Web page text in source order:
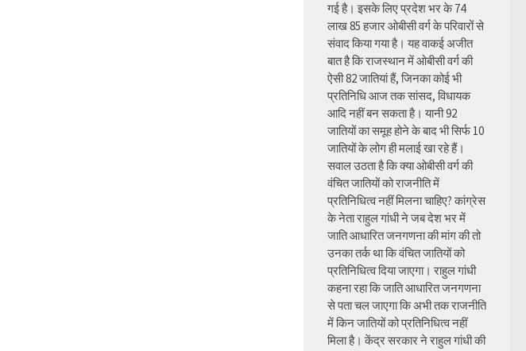
गई है। इसके लिए प्रदेश भर के 74
लाख 85 हजार ओबीसी वर्ग के परिवारों से
संवाद किया गया है। यह वाकई अजीत
बात है कि राजस्थान में ओबीसी वर्ग की
ऐसी 82 जातियां हैं, जिनका कोई भी
प्रतिनिधि आज तक सांसद, विधायक
आदि नहीं बन सकता है। यानी 92
जातियों का समूह होने के बाद भी सिर्फ 10
जातियों के लोग ही मलाई खा रहे हैं।
सवाल उठता है कि क्या ओबीसी वर्ग की
वंचित जातियों को राजनीति में
प्रतिनिधित्व नहीं मिलना चाहिए? कांग्रेस
के नेता राहुल गांधी ने जब देश भर में
जाति आधारित जनगणना की मांग की तो
उनका तर्क था कि वंचित जातियों को
प्रतिनिधित्व दिया जाएगा। राहुल गांधी
कहना रहा कि जाति आधारित जनगणना
से पता चल जाएगा कि अभी तक राजनीति
में किन जातियों को प्रतिनिधित्व नहीं
मिला है। केंद्र सरकार ने राहुल गांधी की